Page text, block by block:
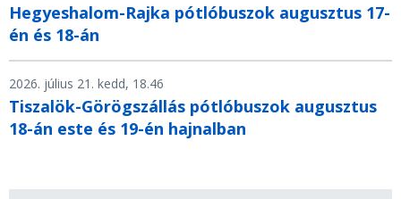
Hegyeshalom-Rajka pótlóbuszok augusztus 17-
én és 18-án
2026. július 21. kedd, 18.46
Tiszalök-Görögszállás pótlóbuszok augusztus
18-án este és 19-én hajnalban